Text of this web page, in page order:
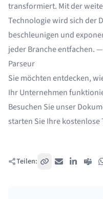
transformiert. Mit der
Technologie wird sich der
beschleunigen und
jeder Branche entfachen.
Parseur
Sie möchten entdecken,
Ihr Unternehmen
Besuchen Sie unser
starten Sie Ihrekostenlose
Teilen: Link kopieren
E-Mail